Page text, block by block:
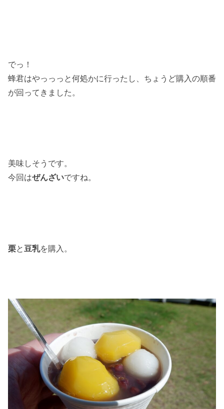
でっ！
蜂君はやっっっと何処かに行ったし、ちょうど購入の順番
が回ってきました。
美味しそうです。
今回はぜんざいですね。
栗と 豆乳を購入。